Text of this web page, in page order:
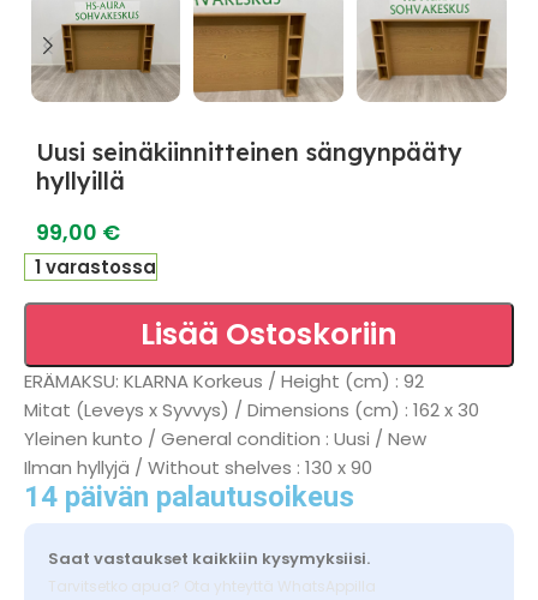
Uusi seinäkiinnitteinen sängynpääty
hyllyillä
99,00 €
1 varastossa
Lisää Ostoskoriin
ERÄMAKSU: KLARNA Korkeus / Height (cm) : 92
Mitat (Leveys x Syvvys) / Dimensions (cm) : 162 x 30
Yleinen kunto / General condition : Uusi / New
Ilman hyllyjä / Without shelves : 130 x 90
14 päivän palautusoikeus
Saat vastaukset kaikkiin kysymyksiisi.
Tarvitsetko apua? Ota yhteyttä WhatsAppilla